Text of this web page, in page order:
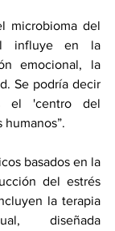
microbioma del
influye en la
emocional, la
Se podría decir
el 'centro del
humanos”.
basados ​​en la
del estrés
la terapia
diseñada